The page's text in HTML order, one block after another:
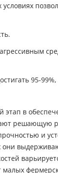
95-
этап в
решающую
и